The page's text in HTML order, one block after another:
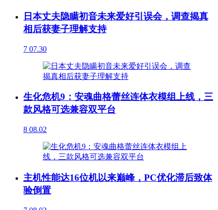
日本丈夫隐瞒初音未来爱好引误会，调查揭真
相后获妻子理解支持
7 07.30
生化危机9：安魂曲格蕾丝连体衣模组上线，三
款风格可选兼容双平台
8 08.02
主机性能达16位机以来巅峰，PC优化滞后致体
验倒置